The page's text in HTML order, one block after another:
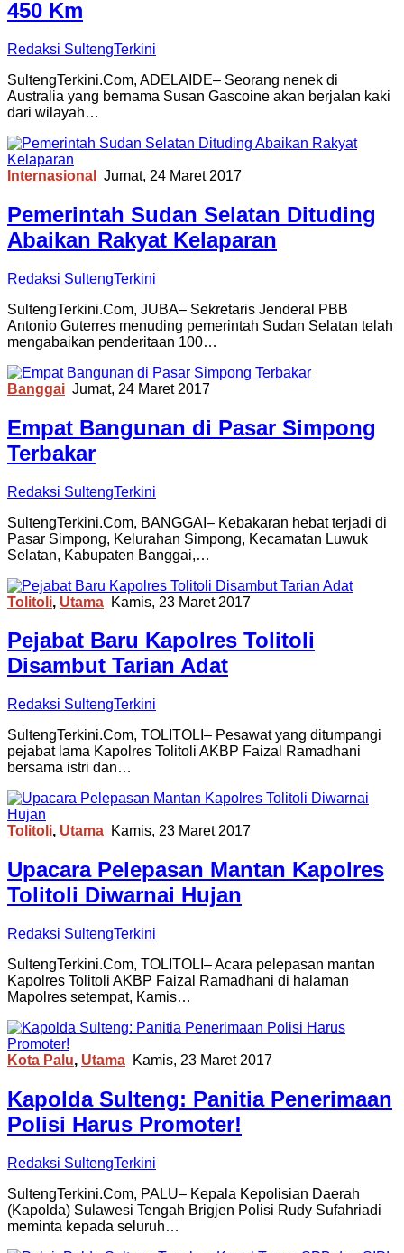
450 Km
Redaksi SultengTerkini
SultengTerkini.Com, ADELAIDE– Seorang nenek di
Australia yang bernama Susan Gascoine akan berjalan kaki
dari wilayah…
Internasional Jumat, 24 Maret 2017
Pemerintah Sudan Selatan Dituding
Abaikan Rakyat Kelaparan
Redaksi SultengTerkini
SultengTerkini.Com, JUBA– Sekretaris Jenderal PBB
Antonio Guterres menuding pemerintah Sudan Selatan telah
mengabaikan penderitaan 100…
Banggai Jumat, 24 Maret 2017
Empat Bangunan di Pasar Simpong
Terbakar
Redaksi SultengTerkini
SultengTerkini.Com, BANGGAI– Kebakaran hebat terjadi di
Pasar Simpong, Kelurahan Simpong, Kecamatan Luwuk
Selatan, Kabupaten Banggai,…
Tolitoli, Utama Kamis, 23 Maret 2017
Pejabat Baru Kapolres Tolitoli
Disambut Tarian Adat
Redaksi SultengTerkini
SultengTerkini.Com, TOLITOLI– Pesawat yang ditumpangi
pejabat lama Kapolres Tolitoli AKBP Faizal Ramadhani
bersama istri dan…
Tolitoli, Utama Kamis, 23 Maret 2017
Upacara Pelepasan Mantan Kapolres
Tolitoli Diwarnai Hujan
Redaksi SultengTerkini
SultengTerkini.Com, TOLITOLI– Acara pelepasan mantan
Kapolres Tolitoli AKBP Faizal Ramadhani di halaman
Mapolres setempat, Kamis…
Kota Palu, Utama Kamis, 23 Maret 2017
Kapolda Sulteng: Panitia Penerimaan
Polisi Harus Promoter!
Redaksi SultengTerkini
SultengTerkini.Com, PALU– Kepala Kepolisian Daerah
(Kapolda) Sulawesi Tengah Brigjen Polisi Rudy Sufahriadi
meminta kepada seluruh…